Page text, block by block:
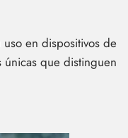
en dispositivos de
que distinguen